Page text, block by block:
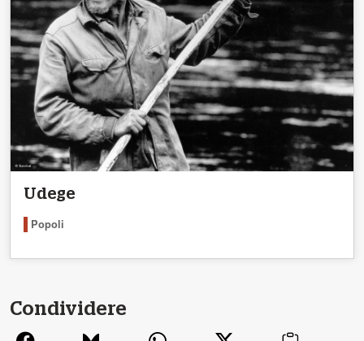
Udege
Popoli
Condividere